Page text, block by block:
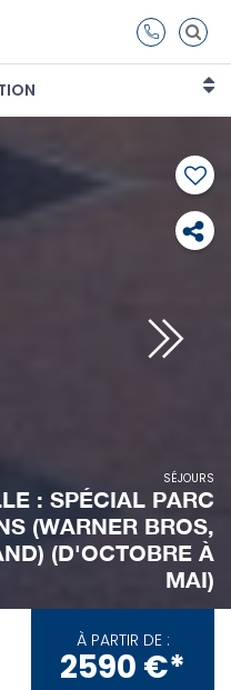
SÉJOURS
: SPÉCIAL PARC
(WARNER BROS,
(D'OCTOBRE À
MAI)
À PARTIR DE :
2590 €*